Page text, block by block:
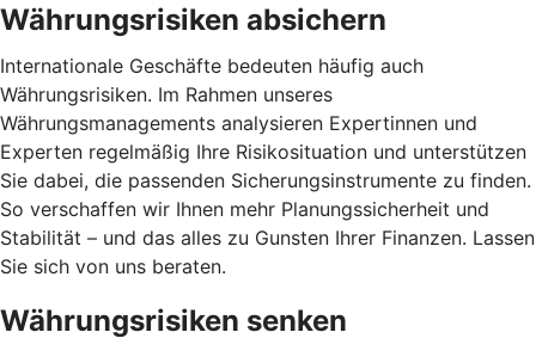
Währungsrisiken absichern
Internationale Geschäfte bedeuten häufig auch
Währungsrisiken. Im Rahmen unseres
Währungsmanagements analysieren Expertinnen und
Experten regelmäßig Ihre Risikosituation und unterstützen
Sie dabei, die passenden Sicherungsinstrumente zu finden.
So verschaffen wir Ihnen mehr Planungssicherheit und
Stabilität – und das alles zu Gunsten Ihrer Finanzen. Lassen
Sie sich von uns beraten.
Währungsrisiken senken